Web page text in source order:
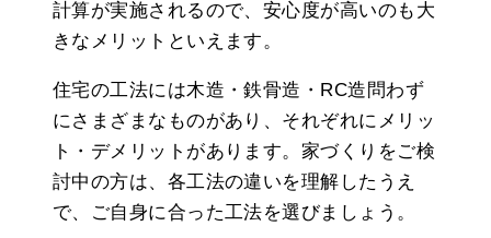
計算が実施されるので、安心度が高いのも大
きなメリットといえます。
住宅の工法には木造・鉄骨造・RC造問わず
にさまざまなものがあり、それぞれにメリッ
ト・デメリットがあります。家づくりをご検
討中の方は、各工法の違いを理解したうえ
で、ご自身に合った工法を選びましょう。